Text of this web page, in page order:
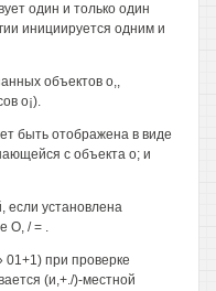
один и только один
инициируется одним и
объектов о,,
о¡).
быть отображена в виде
с объекта о; и
если установлена
О, / = .
при проверке
(и,+./)-местной